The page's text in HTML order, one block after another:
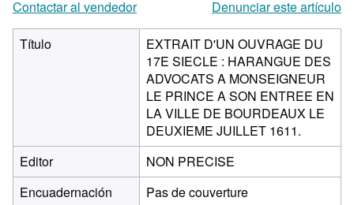
Contactar al vendedor
Denunciar este artículo
Título
EXTRAIT D'UN OUVRAGE DU
17E SIECLE : HARANGUE DES
ADVOCATS A MONSEIGNEUR
LE PRINCE A SON ENTREE EN
LA VILLE DE BOURDEAUX LE
DEUXIEME JUILLET 1611.
Editor
NON PRECISE
Encuadernación
Pas de couverture